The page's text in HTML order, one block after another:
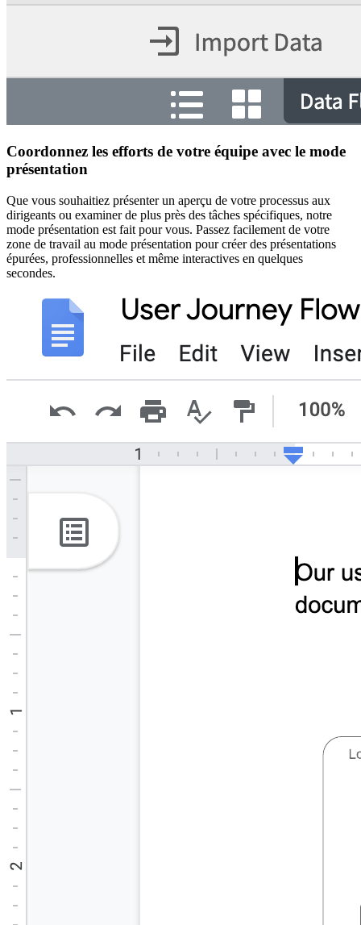
Coordonnez les efforts de votre équipe avec le mode
présentation
Que vous souhaitiez présenter un aperçu de votre processus aux
dirigeants ou examiner de plus près des tâches spécifiques, notre
mode présentation est fait pour vous. Passez facilement de votre
zone de travail au mode présentation pour créer des présentations
épurées, professionnelles et même interactives en quelques
secondes.